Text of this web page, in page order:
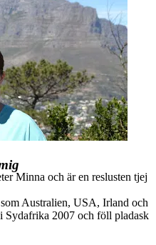
Minna och är en reslusten tjej
Australien, USA, Irland och
Sydafrika 2007 och föll pladask